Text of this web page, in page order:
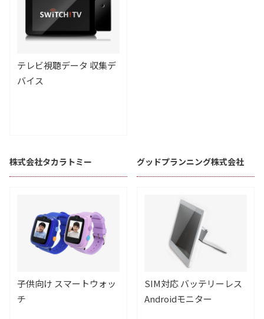
テレビ視聴データ 収集デ
バイス
株式会社タカラトミー
子供向け スマートウォッ
チ
グッドプランニング株式会社
SIM対応 バッテリーレス
Androidモニター